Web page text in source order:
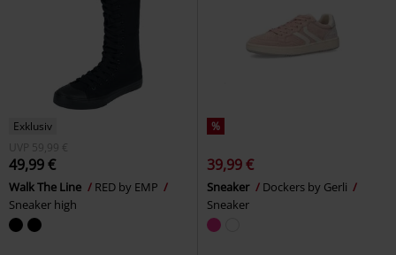
Exklusiv
UVP
59,99 €
49,99 €
Walk The Line
RED by EMP
Sneaker high
%
39,99 €
Sneaker
Dockers by Gerli
Sneaker